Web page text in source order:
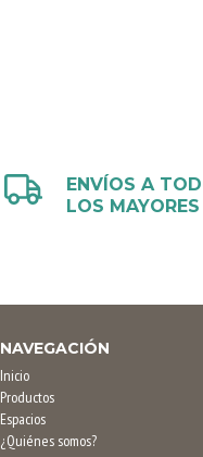
ENVÍOS A
LOS
NAVEGACIÓN
Inicio
Productos
Espacios
¿Quiénes somos?